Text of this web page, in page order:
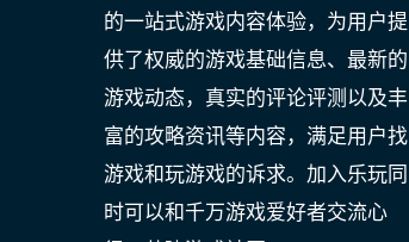
的一站式游戏内容体验，为用户提
供了权威的游戏基础信息、最新的
游戏动态，真实的评论评测以及丰
富的攻略资讯等内容，满足用户找
游戏和玩游戏的诉求。加入乐玩同
时可以和千万游戏爱好者交流心